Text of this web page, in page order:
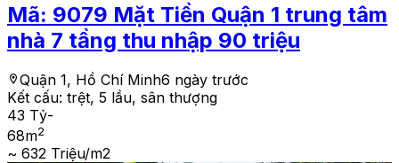
Mã: 9079 Mặt Tiền Quận 1 trung tâm
nhà 7 tầng thu nhập 90 triệu
Quận 1, Hồ Chí Minh6 ngày trước
Kết cấu: trệt, 5 lầu, sân thượng
43 Tỷ-
68m2
~ 632 Triệu/m2